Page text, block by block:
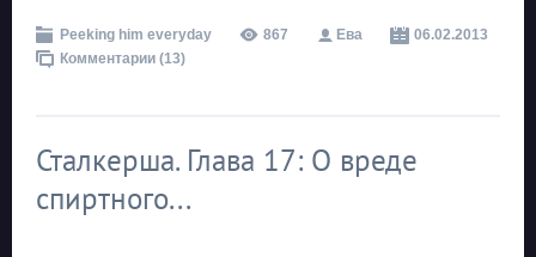
Peeking him everyday 867 Ева
06.02.2013
Комментарии (13)
Сталкерша. Глава 17: О вреде
спиртного...